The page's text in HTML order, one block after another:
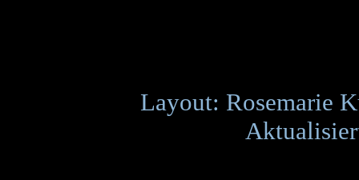
Layout: Rosemarie